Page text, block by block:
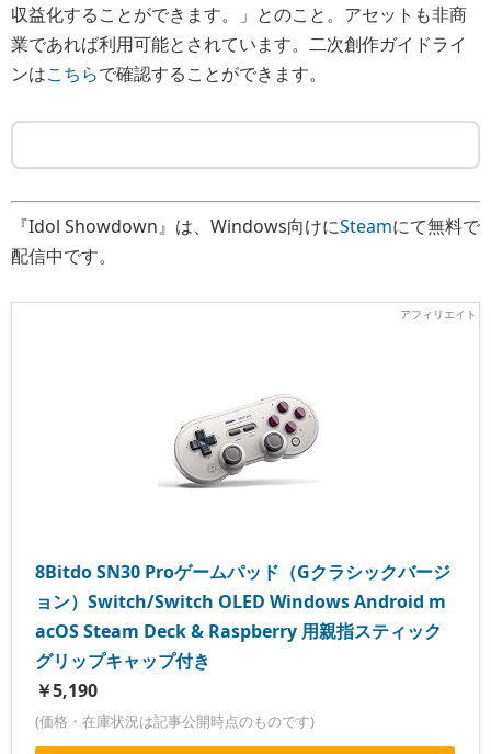
収益化することができます。」とのこと。アセットも非商
業であれば利用可能とされています。二次創作ガイドライ
ンはこちらで確認することができます。
『Idol Showdown』は、Windows向けにSteamにて無料で
配信中です。
8Bitdo SN30 Proゲームパッド（Gクラシックバージ
ョン）Switch/Switch OLED Windows Android m
acOS Steam Deck & Raspberry 用親指スティック
グリップキャップ付き
￥5,190
(価格・在庫状況は記事公開時点のものです)